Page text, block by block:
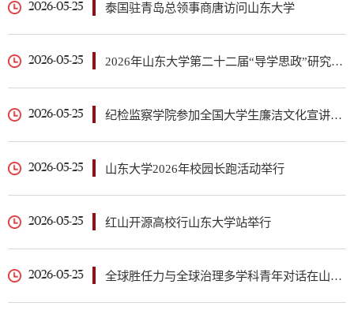
泰国驻青岛总领事商唐访问山东大学
2026-05-25
2026年山东大学第二十二届“导学思政”研究生篮球赛、第十一届研究生啦啦操大赛举行
2026-05-25
纪检监察学院参加全国大学生廉洁文化宣讲联盟成立仪式暨高校新时代廉洁文化建设青年大会
2026-05-25
山东大学2026年校园长跑活动举行
2026-05-25
红山开源高校行山东大学站举行
2026-05-25
全球胜任力与全球治理多学科青年对话在山东大学举行
2026-05-23